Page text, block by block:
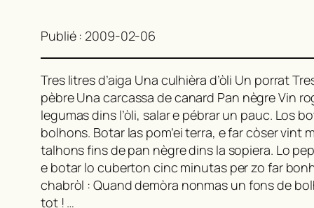
Publié : 2009-02-06
Tres litres d’aiga Una culhièra d’òli Un porrat
pèbre Una carcassa de canard Pan nègre Vin
legumas dins l’òli, salar e pébrar un pauc. Los
bolhons. Botar las pom’ei terra, e far còser vint
talhons fins de pan nègre dins la sopiera. Lo
e botar lo cuberton cinc minutas per zo far
chabròl : Quand demòra nonmas un fons de
tot ! …